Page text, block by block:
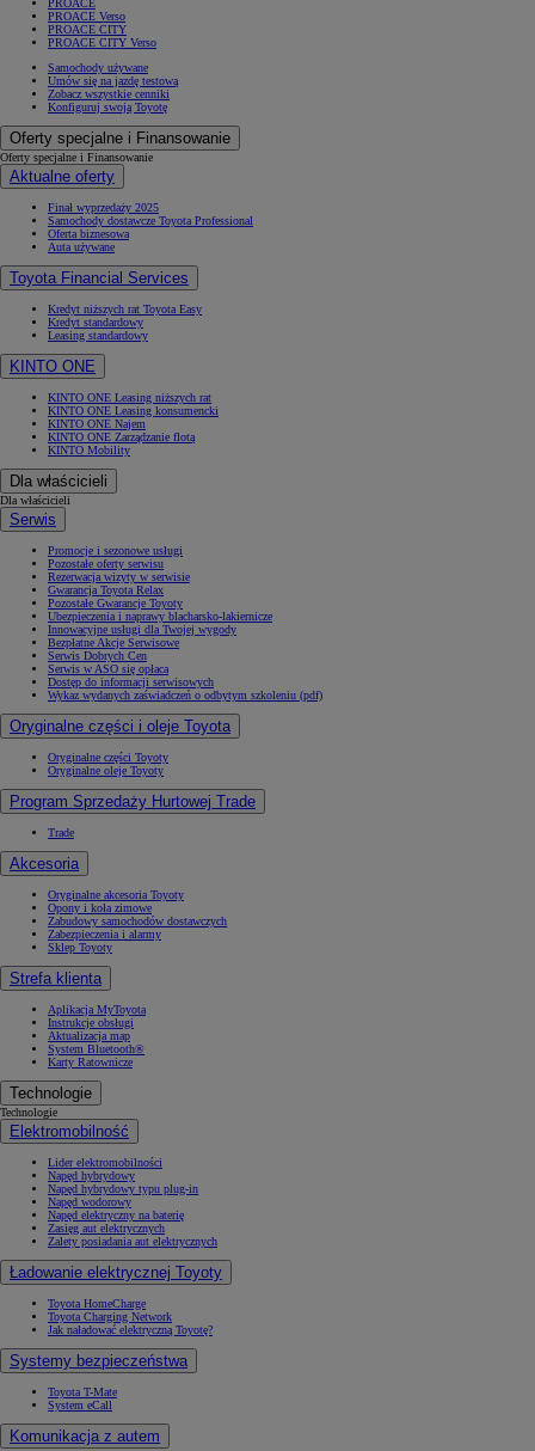
PROACE Verso
PROACE CITY
PROACE CITY Verso
Samochody używane
Umów się na jazdę testową
Zobacz wszystkie cenniki
Konfiguruj swoją Toyotę
Oferty specjalne i Finansowanie
Oferty specjalne i Finansowanie
Aktualne oferty
Finał wyprzedaży 2025
Samochody dostawcze Toyota Professional
Oferta biznesowa
Auta używane
Toyota Financial Services
Kredyt niższych rat Toyota Easy
Kredyt standardowy
Leasing standardowy
KINTO ONE
KINTO ONE Leasing niższych rat
KINTO ONE Leasing konsumencki
KINTO ONE Najem
KINTO ONE Zarządzanie flotą
KINTO Mobility
Dla właścicieli
Dla właścicieli
Serwis
Promocje i sezonowe usługi
Pozostałe oferty serwisu
Rezerwacja wizyty w serwisie
Gwarancja Toyota Relax
Pozostałe Gwarancje Toyoty
Ubezpieczenia i naprawy blacharsko-lakiernicze
Innowacyjne usługi dla Twojej wygody
Bezpłatne Akcje Serwisowe
Serwis Dobrych Cen
Serwis w ASO się opłaca
Dostęp do informacji serwisowych
Wykaz wydanych zaświadczeń o odbytym szkoleniu (pdf)
Oryginalne części i oleje Toyota
Oryginalne części Toyoty
Oryginalne oleje Toyoty
Program Sprzedaży Hurtowej Trade
Trade
Akcesoria
Oryginalne akcesoria Toyoty
Opony i koła zimowe
Zabudowy samochodów dostawczych
Zabezpieczenia i alarmy
Sklep Toyoty
Strefa klienta
Aplikacja MyToyota
Instrukcje obsługi
Aktualizacja map
System Bluetooth®
Karty Ratownicze
Technologie
Technologie
Elektromobilność
Lider elektromobilności
Napęd hybrydowy
Napęd hybrydowy typu plug-in
Napęd wodorowy
Napęd elektryczny na baterię
Zasięg aut elektrycznych
Zalety posiadania aut elektrycznych
Ładowanie elektrycznej Toyoty
Toyota HomeCharge
Toyota Charging Network
Jak naładować elektryczną Toyotę?
Systemy bezpieczeństwa
Toyota T-Mate
System eCall
Komunikacja z autem